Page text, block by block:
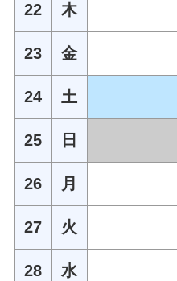
22 木
23 金
24 土
25 日
26 月
27 火
28 水